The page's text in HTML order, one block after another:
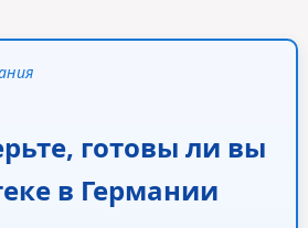
готовы ли вы
в Германии